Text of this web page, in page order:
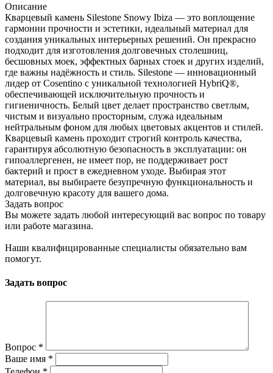
Описание
Кварцевый камень Silestone Snowy Ibiza — это воплощение
гармонии прочности и эстетики, идеальный материал для
создания уникальных интерьерных решений. Он прекрасно
подходит для изготовления долговечных столешниц,
бесшовных моек, эффектных барных стоек и других изделий,
где важны надёжность и стиль. Silestone — инновационный
лидер от Cosentino с уникальной технологией HybriQ®,
обеспечивающей исключительную прочность и
гигиеничность. Белый цвет делает пространство светлым,
чистым и визуально просторным, служа идеальным
нейтральным фоном для любых цветовых акцентов и стилей.
Кварцевый камень проходит строгий контроль качества,
гарантируя абсолютную безопасность в эксплуатации: он
гипоаллергенен, не имеет пор, не поддерживает рост
бактерий и прост в ежедневном уходе. Выбирая этот
материал, вы выбираете безупречную функциональность и
долговечную красоту для вашего дома.
Задать вопрос
Вы можете задать любой интересующий вас вопрос по товару
или работе магазина.
Наши квалифицированные специалисты обязательно вам
помогут.
Задать вопрос
Вопрос *
Ваше имя *